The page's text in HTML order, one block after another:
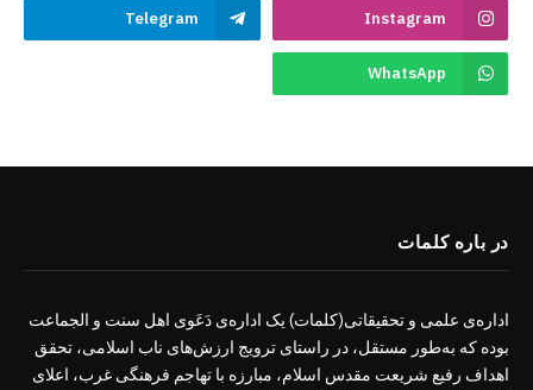
Instagram
Telegram
WhatsApp
در باره کلمات
اداره‌ی علمی و تحقیقاتی(کلمات) یک اداره‌ی دَعَوی اهل سنت و الجماعت
بوده که به‌طور مستقل، در راستای ترویج ارزش‌های ناب اسلامی، تحقق
اهداف رفیع شریعت مقدس اسلام، مبارزه با تهاجم فرهنگی غرب، اعلای